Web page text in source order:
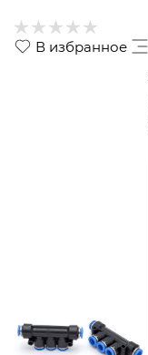
В избранное